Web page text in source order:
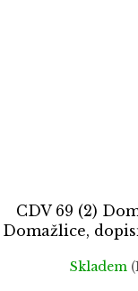
CDV 69 (2)
Domažlice,
Skladem